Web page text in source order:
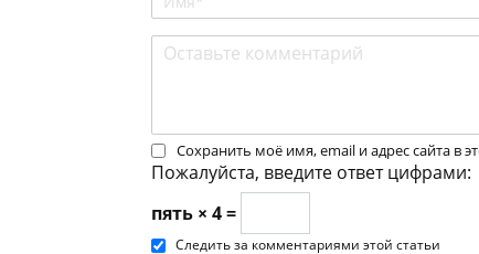
Сохранить моё имя, email и адрес сайта в
Пожалуйста, введите ответ цифрами:
пять × 4 =
Следить за комментариями этой статьи